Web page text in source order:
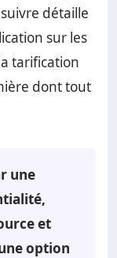
détaille
sur les
tarification
dont tout
une
et
option